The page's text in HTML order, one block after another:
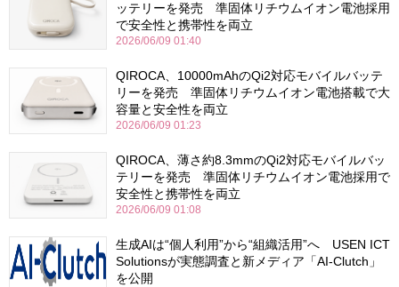
ッテリーを発売 準固体リチウムイオン電池採用
で安全性と携帯性を両立
2026/06/09 01:40
QIROCA、10000mAhのQi2対応モバイルバッテ
リーを発売 準固体リチウムイオン電池搭載で大
容量と安全性を両立
2026/06/09 01:23
QIROCA、薄さ約8.3mmのQi2対応モバイルバッ
テリーを発売 準固体リチウムイオン電池採用で
安全性と携帯性を両立
2026/06/09 01:08
生成AIは“個人利用”から“組織活用”へ USEN ICT
Solutionsが実態調査と新メディア「AI-Clutch」
を公開